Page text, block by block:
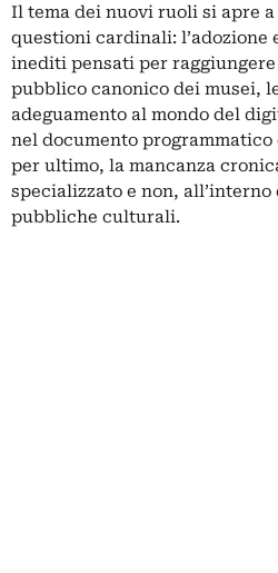
Il tema dei nuovi ruoli si apre
questioni cardinali: l’adozione
inediti pensati per
pubblico canonico dei musei,
adeguamento al mondo del
nel documento programmatico
per ultimo, la mancanza
specializzato e non,
pubbliche culturali.